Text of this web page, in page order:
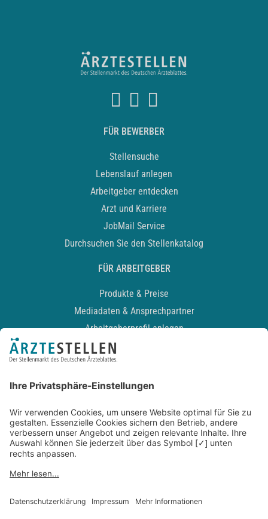
FÜR BEWERBER
Stellensuche
Lebenslauf anlegen
Arbeitgeber entdecken
Arzt und Karriere
JobMail Service
Durchsuchen Sie den Stellenkatalog
FÜR ARBEITGEBER
Produkte & Preise
Mediadaten & Ansprechpartner
Arbeitgeberprofil anlegen
Recruiting-Podcast
Kontakt
Datenschutz
Newsletter